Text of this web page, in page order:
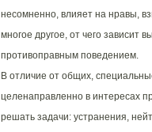
несомненно, влияет на нравы,
многое другое, от чего
противоправным поведением.
В отличие от общих,
целенаправленно в интересах
решать задачи: устранения,